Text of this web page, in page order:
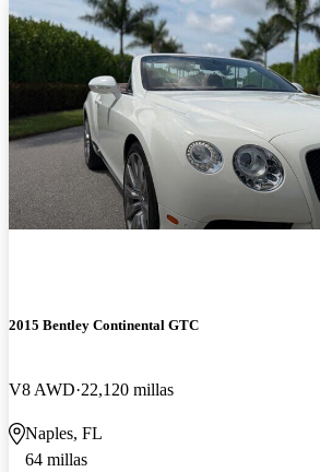
2015 Bentley Continental GTC
V8 AWD 22,120 millas
Naples, FL
64 millas